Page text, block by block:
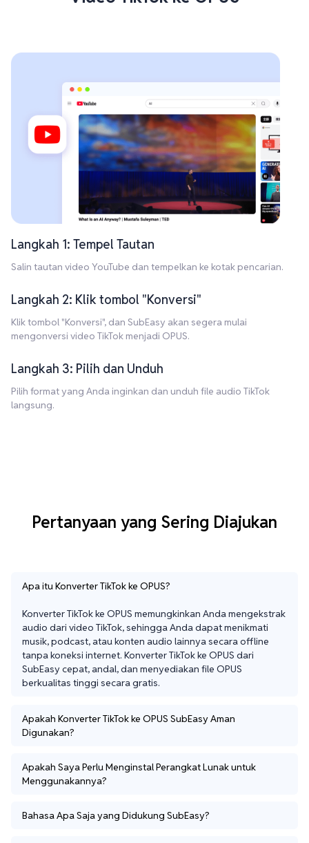
Langkah 1: Tempel Tautan
Salin tautan video YouTube dan tempelkan ke kotak pencarian.
Langkah 2: Klik tombol "Konversi"
Klik tombol "Konversi", dan SubEasy akan segera mulai
mengonversi video TikTok menjadi OPUS.
Langkah 3: Pilih dan Unduh
Pilih format yang Anda inginkan dan unduh file audio TikTok
langsung.
Pertanyaan yang Sering Diajukan
Apa itu Konverter TikTok ke OPUS?
Konverter TikTok ke OPUS memungkinkan Anda mengekstrak
audio dari video TikTok, sehingga Anda dapat menikmati
musik, podcast, atau konten audio lainnya secara offline
tanpa koneksi internet. Konverter TikTok ke OPUS dari
SubEasy cepat, andal, dan menyediakan file OPUS
berkualitas tinggi secara gratis.
Apakah Konverter TikTok ke OPUS SubEasy Aman
Digunakan?
Apakah Saya Perlu Menginstal Perangkat Lunak untuk
Menggunakannya?
Bahasa Apa Saja yang Didukung SubEasy?